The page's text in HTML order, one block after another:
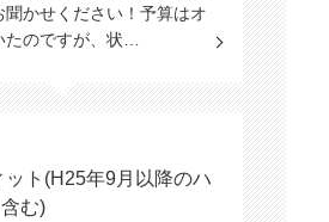
聞かせください！予算はオ
たのですが、状…
ット(H25年9月以降のハ
む)